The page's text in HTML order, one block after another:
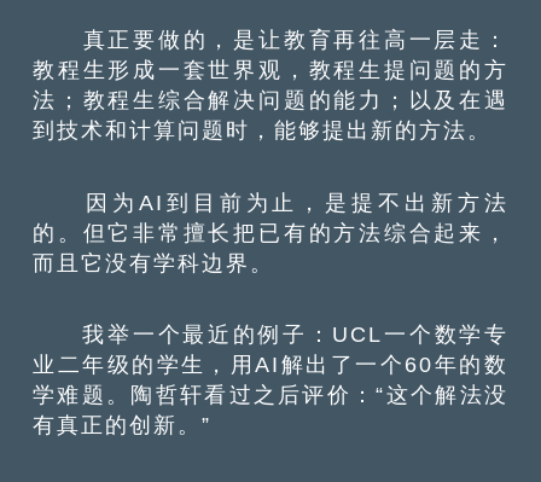
真正要做的，是让教育再往高一层走：
教程生形成一套世界观，教程生提问题的方
法；教程生综合解决问题的能力；以及在遇
到技术和计算问题时，能够提出新的方法。
因为AI到目前为止，是提不出新方法
的。但它非常擅长把已有的方法综合起来，
而且它没有学科边界。
我举一个最近的例子：UCL一个数学专
业二年级的学生，用AI解出了一个60年的数
学难题。陶哲轩看过之后评价：“这个解法没
有真正的创新。”